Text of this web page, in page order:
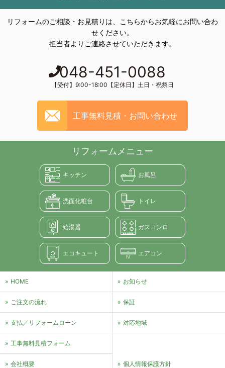
リフォームのご相談・お見積りは、こちらからお気軽にお問い合わ
せください。
担当者よりご連絡させていただきます。
048-451-0088
【受付】9:00-18:00【定休日】土日・祝祭日
工事無料見積・お問い合わせ
リフォームメニュー
キッチン お風呂
洗面化粧台 トイレ
給湯器 ガスコンロ
エコキュート エアコン
HOME お知らせ
ご注文の流れ 保証
支払／リフォームローン 対応地域
⼯事無料⾒積フォーム
会社概要 個⼈情報保護⽅針